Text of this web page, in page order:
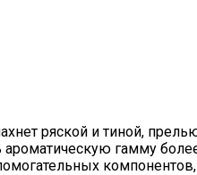
ряской и тиной,
гамму